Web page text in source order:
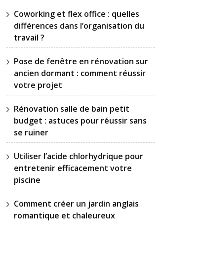
Coworking et flex office : quelles
différences dans l’organisation du
travail ?
Pose de fenêtre en rénovation sur
ancien dormant : comment réussir
votre projet
Rénovation salle de bain petit
budget : astuces pour réussir sans
se ruiner
Utiliser l’acide chlorhydrique pour
entretenir efficacement votre
piscine
Comment créer un jardin anglais
romantique et chaleureux